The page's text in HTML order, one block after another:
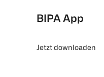
BIPA App
Jetzt downloaden